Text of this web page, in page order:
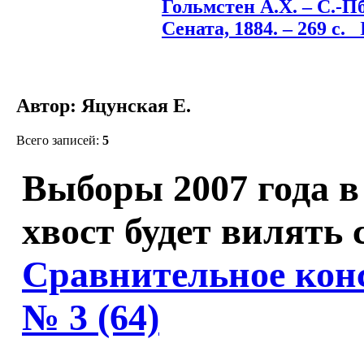
Гольмстен А.Х. – С.-
Сената, 1884. – 269 с.
Автор: Яцунская Е.
Всего записей: 5
Выборы 2007 года
хвост будет вилять
Сравнительное
№ 3 (64)